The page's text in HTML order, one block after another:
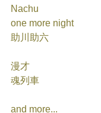
Nachu
one more night
助川助六
漫才
魂列車
and more...